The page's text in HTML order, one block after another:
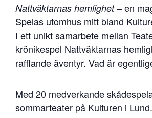
Nattväktarnas hemlighet– en
Spelas utomhus mitt bland
I ett unikt samarbete mellan
krönikespel Nattväktarnas
rafflande äventyr. Vad är
Med 20 medverkande
sommarteater på Kulturen i Lund.